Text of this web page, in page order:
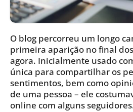
O blog percorreu um longo
primeira aparição no final
agora. Inicialmente usado
única para compartilhar os
sentimentos, bem como
de uma pessoa – ele
online com alguns